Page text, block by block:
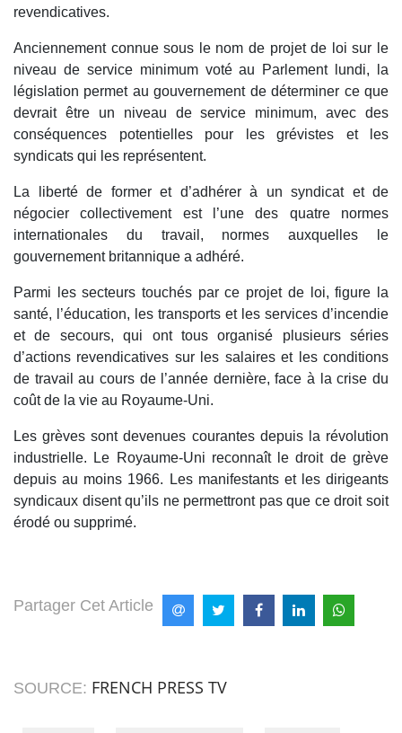
revendicatives.
Anciennement connue sous le nom de projet de loi sur le
niveau de service minimum voté au Parlement lundi, la
législation permet au gouvernement de déterminer ce que
devrait être un niveau de service minimum, avec des
conséquences potentielles pour les grévistes et les
syndicats qui les représentent.
La liberté de former et d’adhérer à un syndicat et de
négocier collectivement est l’une des quatre normes
internationales du travail, normes auxquelles le
gouvernement britannique a adhéré.
Parmi les secteurs touchés par ce projet de loi, figure la
santé, l’éducation, les transports et les services d’incendie
et de secours, qui ont tous organisé plusieurs séries
d’actions revendicatives sur les salaires et les conditions
de travail au cours de l’année dernière, face à la crise du
coût de la vie au Royaume-Uni.
Les grèves sont devenues courantes depuis la révolution
industrielle. Le Royaume-Uni reconnaît le droit de grève
depuis au moins 1966. Les manifestants et les dirigeants
syndicaux disent qu’ils ne permettront pas que ce droit soit
érodé ou supprimé.
Partager Cet Article
SOURCE: FRENCH PRESS TV